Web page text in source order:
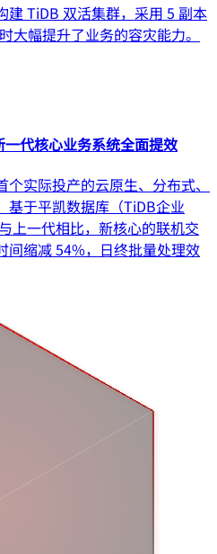
建 TiDB 双活集群，采用 5 副本
大幅提升了业务的容灾能力。
代核心业务系统全面提效
实际投产的云原生、分布式、
基于平凯数据库（TiDB企业
上一代相比，新核心的联机交
间缩减 54%，日终批量处理效